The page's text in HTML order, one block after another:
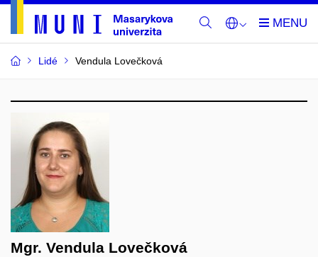
Lidé Vendula Lovečková
Mgr. Vendula Lovečková